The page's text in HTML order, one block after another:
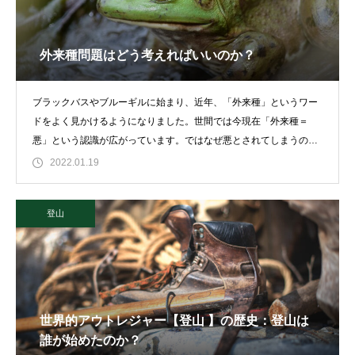
外来種問題はどう考えればいいのか？
ブラックバスやブルーギルに始まり、近年、「外来種」というワー
ドをよく見かけるようになりました。世間では今現在「外来種＝
悪」という認識が広がっています。ではなぜ悪とされてしまうので
しょうか？ここ
2022.01.19
登山
世界的アウトレジャー【登山 】の歴史：登山は
誰が始めたのか？